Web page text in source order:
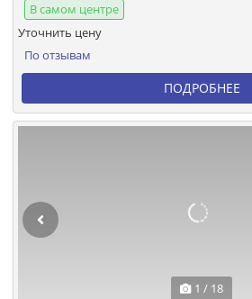
В самом центре
По отзывам
Уточнить цену
ПОДРОБНЕЕ
1 / 18